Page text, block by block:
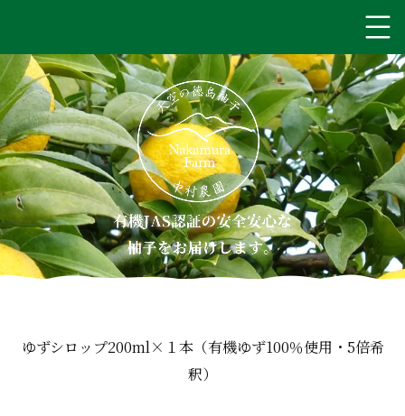
ゆずシロップ200ml×１本（有機ゆず100％使用・5倍希
釈）